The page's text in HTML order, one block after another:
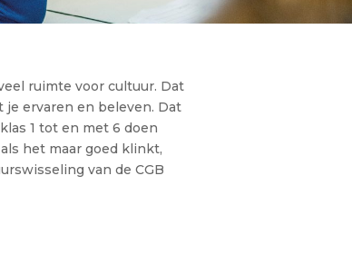
ruimte voor cultuur. Dat
ervaren en beleven. Dat
1 tot en met 6 doen
het maar goed klinkt,
van de CGB